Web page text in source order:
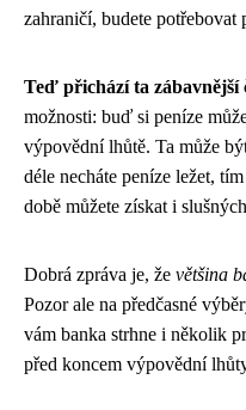
zahraničí, budete
Teď přichází ta
možnosti: buď si peníze
výpovědní lhůtě. Ta může
déle necháte peníze ležet,
době můžete získat i
Dobrá zpráva je, že většina
Pozor ale na předčasné
vám banka strhne i několik
před koncem výpovědní